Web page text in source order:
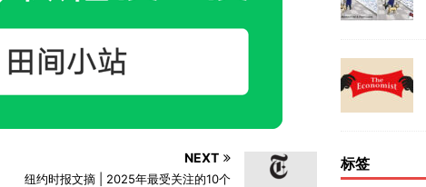
NEXT
纽约时报文摘 | 2025年最受关注的10个
标签